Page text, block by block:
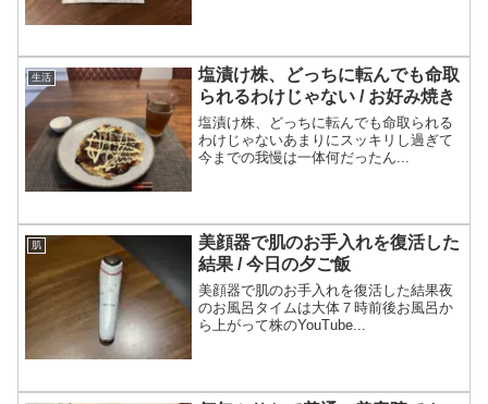
生活
塩漬け株、どっちに転んでも命取
られるわけじゃない / お好み焼き
塩漬け株、どっちに転んでも命取られる
わけじゃないあまりにスッキリし過ぎて
今までの我慢は一体何だったん...
肌
美顔器で肌のお手入れを復活した
結果 / 今日の夕ご飯
美顔器で肌のお手入れを復活した結果夜
のお風呂タイムは大体７時前後お風呂か
ら上がって株のYouTube...